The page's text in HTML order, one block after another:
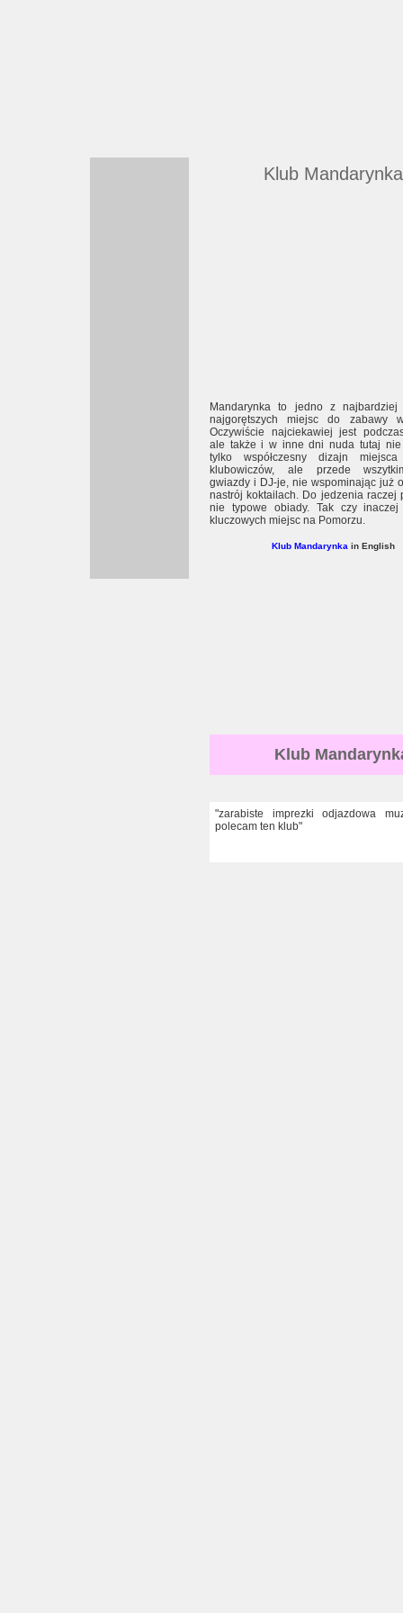
Klub Mandarynka
Mandarynka to jedno z
najgorętszych miejsc do zabawy
Oczywiście najciekawiej jest
ale także i w inne dni nuda tutaj nie
tylko współczesny dizajn miejsca
klubowiczów, ale przede
gwiazdy i DJ-je, nie wspominając już
nastrój koktailach. Do jedzenia raczej
nie typowe obiady. Tak czy
kluczowych miejsc na Pomorzu.
Klub Mandarynka in English
Klub
"zarabiste imprezki odjazdowa
polecam ten klub"